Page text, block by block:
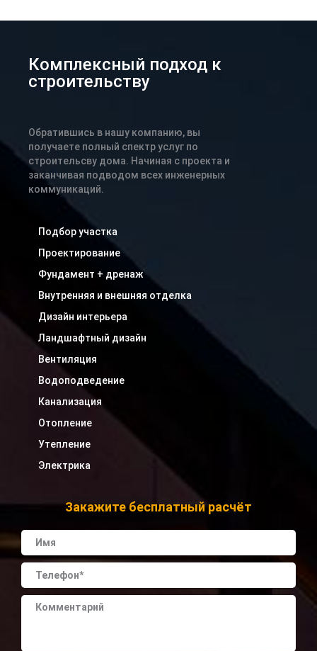
Комплексный подход к
строительству
Обратившись в нашу компанию, вы
получаете полный спектр услуг по
строительсву дома. Начиная с проекта и
заканчивая подводом всех инженерных
коммуникаций.
Подбор участка
Проектирование
Фундамент + дренаж
Внутренняя и внешняя отделка
Дизайн интерьера
Ландшафтный дизайн
Вентиляция
Водоподведение
Канализация
Отопление
Утепление
Электрика
Закажите бесплатный расчёт